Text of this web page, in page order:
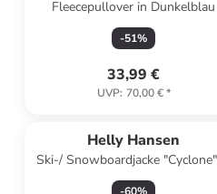
Fleecepullover in Dunkelblau
-51%
33,99 €
UVP: 70,00 €*
Helly Hansen
Ski-/ Snowboardjacke
Blau/ Grün/ Orange